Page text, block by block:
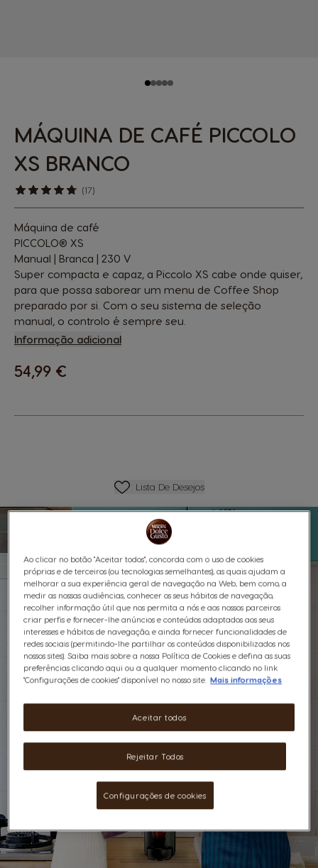
MÁQUINA DE CAFÉ PICCOLO
XS BRANCO
(17)
Máquina de café
PICCOLO® XS
Manual | Branca | 230 V
Super compacta e capaz, a Piccolo XS cabe onde quiser,
para que possa saborear um menu de Coffee Shop
preparado por si. Com o seu sistema de seleção
manual, o controlo é sempre seu.
Informação adicional
54,99 €
Favoritos
Lista De Desejos
Ao clicar no botão "Aceitar todos", concorda com o uso de cookies
próprias e de terceiros (ou tecnologias semelhantes), as quais ajudam a
melhorar a sua experiência geral de navegação na Web, bem como, a
medir as nossas audiências, conhecer os seus hábitos de navegação,
recolher informação útil que nos permita a nós e aos nossos parceiros
criar perfis e fornecer-lhe anúncios e conteúdos adaptados aos seus
interesses e hábitos de navegação, e ainda fornecer funcionalidades de
redes sociais (permitindo-lhe partilhar os conteúdos disponibilizados nos
nossos sites). Saiba mais sobre a nossa Política de Cookies e defina as suas
preferências clicando aqui ou a qualquer momento clicando no link
"Configurações de cookies" disponível no nosso site. Mais informações
Rejeitar Todos
Aceitar todos
Configurações de cookies